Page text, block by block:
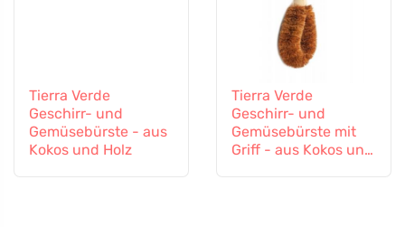
Tierra Verde
Geschirr- und
Gemüsebürste - aus
Kokos und Holz
Tierra Verde
Geschirr- und
Gemüsebürste mit
Griff - aus Kokos und